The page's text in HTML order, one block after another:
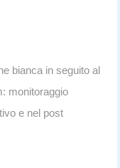
bianca in seguito al
monitoraggio
e nel post